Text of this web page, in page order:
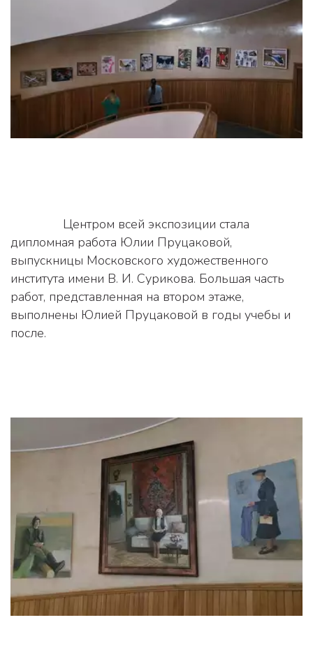
дипломная работа Юлии Пруцаковой,
выпускницы Московского художественного
института имени В. И. Сурикова. Большая часть
работ, представленная на втором этаже,
выполнены Юлией Пруцаковой в годы учебы и
после.